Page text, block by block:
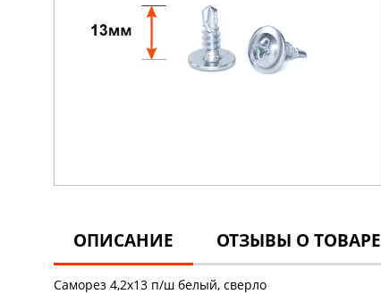
ОПИСАНИЕ ОТЗЫВЫ О ТОВАРЕ
Саморез 4,2х13 п/ш белый, сверло